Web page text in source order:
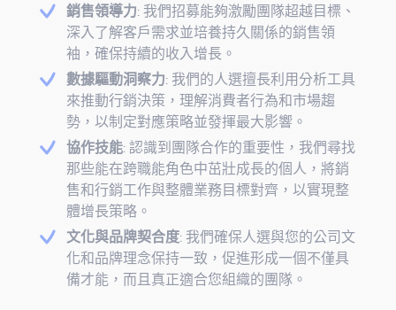
銷售領導力: 我們招募能夠激勵團隊超越目標、
深入了解客戶需求並培養持久關係的銷售領
袖，確保持續的收入增長。
數據驅動洞察力: 我們的人選擅長利用分析工具
來推動行銷決策，理解消費者行為和市場趨
勢，以制定對應策略並發揮最大影響。
協作技能: 認識到團隊合作的重要性，我們尋找
那些能在跨職能角色中茁壯成長的個人，將銷
售和行銷工作與整體業務目標對齊，以實現整
體增長策略。
文化與品牌契合度: 我們確保人選與您的公司文
化和品牌理念保持一致，促進形成一個不僅具
備才能，而且真正適合您組織的團隊。